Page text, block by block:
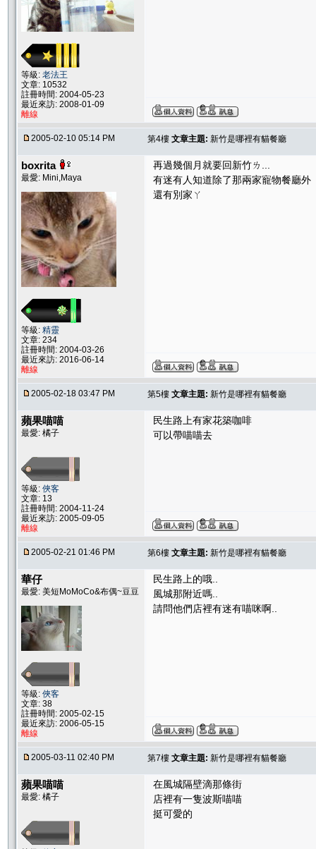
等級: 老法王
文章: 10532
註冊時間: 2004-05-23
最近來訪: 2008-01-09
離線
2005-02-10 05:14 PM 第4樓 文章主題: 新竹是哪裡有貓餐廳
boxrita
最愛: Mini,Maya
等級: 精靈
文章: 234
註冊時間: 2004-03-26
最近來訪: 2016-06-14
離線
再過幾個月就要回新竹ㄌ...
有迷有人知道除了那兩家寵物餐廳外
還有別家ㄚ
2005-02-18 03:47 PM 第5樓 文章主題: 新竹是哪裡有貓餐廳
蘋果喵喵
最愛: 橘子
等級: 俠客
文章: 13
註冊時間: 2004-11-24
最近來訪: 2005-09-05
離線
民生路上有家花築咖啡
可以帶喵喵去
2005-02-21 01:46 PM 第6樓 文章主題: 新竹是哪裡有貓餐廳
華仔
最愛: 美短MoMoCo&布偶~豆豆
等級: 俠客
文章: 38
註冊時間: 2005-02-15
最近來訪: 2006-05-15
離線
民生路上的哦..
風城那附近嗎..
請問他們店裡有迷有喵咪啊..
2005-03-11 02:40 PM 第7樓 文章主題: 新竹是哪裡有貓餐廳
蘋果喵喵
最愛: 橘子
在風城隔壁滴那條街
店裡有一隻波斯喵喵
挺可愛的